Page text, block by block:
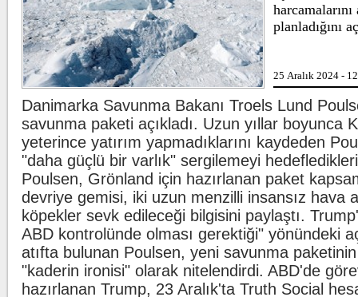
harcamalarını
planladığını
25 Aralık 2024 -
Danimarka Savunma Bakanı Troels Lund
savunma paketi açıkladı. Uzun yıllar boyunca
yeterince yatırım yapmadıklarını kaydeden
"daha güçlü bir varlık" sergilemeyi
Poulsen, Grönland için hazırlanan paket
devriye gemisi, iki uzun menzilli insansız hava
köpekler sevk edileceği bilgisini paylaştı.
ABD kontrolünde olması gerektiği" yönündeki
atıfta bulunan Poulsen, yeni savunma paketinin
"kaderin ironisi" olarak nitelendirdi. ABD'de
hazırlanan Trump, 23 Aralık'ta Truth Social
Beşiktaş'ta şok